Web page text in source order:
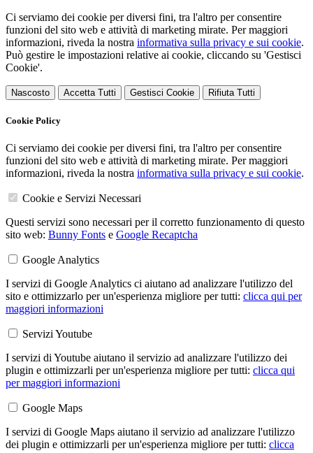
Ci serviamo dei cookie per diversi fini, tra l'altro per consentire
funzioni del sito web e attività di marketing mirate. Per maggiori
informazioni, riveda la nostra informativa sulla privacy e sui cookie.
Può gestire le impostazioni relative ai cookie, cliccando su 'Gestisci
Cookie'.
Nascosto Accetta Tutti Gestisci Cookie Rifiuta Tutti
Cookie Policy
Ci serviamo dei cookie per diversi fini, tra l'altro per consentire
funzioni del sito web e attività di marketing mirate. Per maggiori
informazioni, riveda la nostra informativa sulla privacy e sui cookie.
Cookie e Servizi Necessari
Questi servizi sono necessari per il corretto funzionamento di questo
sito web: Bunny Fonts e Google Recaptcha
Google Analytics
I servizi di Google Analytics ci aiutano ad analizzare l'utilizzo del
sito e ottimizzarlo per un'esperienza migliore per tutti: clicca qui per
maggiori informazioni
Servizi Youtube
I servizi di Youtube aiutano il servizio ad analizzare l'utilizzo dei
plugin e ottimizzarli per un'esperienza migliore per tutti: clicca qui
per maggiori informazioni
Google Maps
I servizi di Google Maps aiutano il servizio ad analizzare l'utilizzo
dei plugin e ottimizzarli per un'esperienza migliore per tutti: clicca